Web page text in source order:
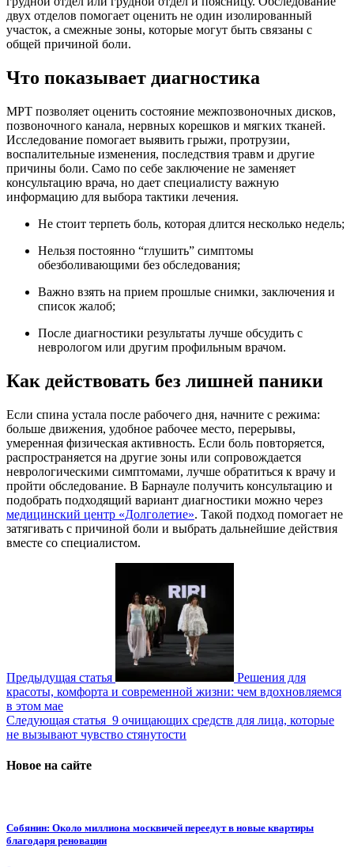
двух отделов помогает оценить не один изолированный
участок, а смежные зоны, которые могут быть связаны с
общей причиной боли.
Что показывает диагностика
МРТ позволяет оценить состояние межпозвоночных дисков,
позвоночного канала, нервных корешков и мягких тканей.
Исследование помогает выявить грыжи, протрузии,
воспалительные изменения, последствия травм и другие
причины боли. Само по себе заключение не заменяет
консультацию врача, но дает специалисту важную
информацию для выбора тактики лечения.
Не стоит терпеть боль, которая длится несколько недель;
Нельзя постоянно “глушить” симптомы
обезболивающими без обследования;
Важно взять на прием прошлые снимки, заключения и
список жалоб;
После диагностики результаты лучше обсудить с
неврологом или другим профильным врачом.
Как действовать без лишней паники
Если спина устала после рабочего дня, начните с режима:
больше движения, удобное рабочее место, перерывы,
умеренная физическая активность. Если боль повторяется,
распространяется на другие зоны или сопровождается
неврологическими симптомами, лучше обратиться к врачу и
пройти обследование. В Барнауле получить консультацию и
подобрать подходящий вариант диагностики можно через
медицинский центр «Долголетие». Такой подход помогает не
затягивать с причиной боли и выбрать дальнейшие действия
вместе со специалистом.
Предыдущая статья
Решения для
красоты, комфорта и современной жизни: чем вдохновляемся
в этом мае
Следующая статья 9 очищающих средств для лица, которые
не вызывают чувство стянутости
Новое на сайте
Собянин: Около миллиона москвичей переедут в новые квартиры
благодаря реновации